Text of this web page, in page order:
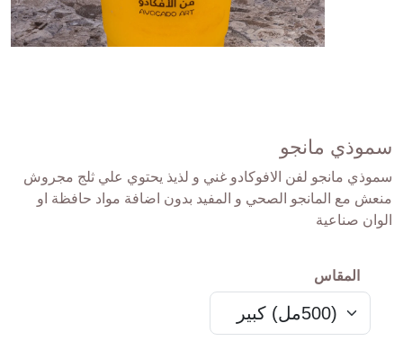
سموذي مانجو
سموذي مانجو لفن الافوكادو غني و لذيذ يحتوي علي ثلج مجروش
منعش مع المانجو الصحي و المفيد بدون اضافة مواد حافظة او
الوان صناعية
المقاس